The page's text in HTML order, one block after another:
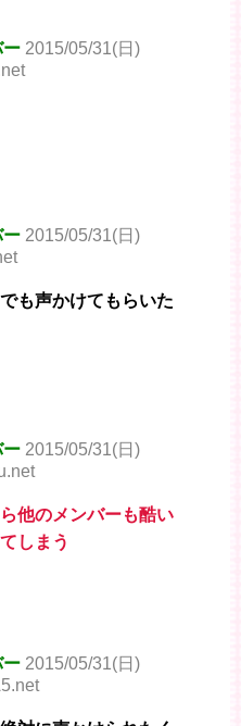
ー 2015/05/31(日)
ー 2015/05/31(日)
も声かけてもらいた
ー 2015/05/31(日)
他のメンバーも酷い
しまう
ー 2015/05/31(日)